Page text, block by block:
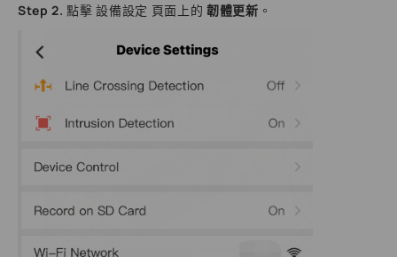
Step 2. 點擊 設備設定 頁面上的韌體更新 。